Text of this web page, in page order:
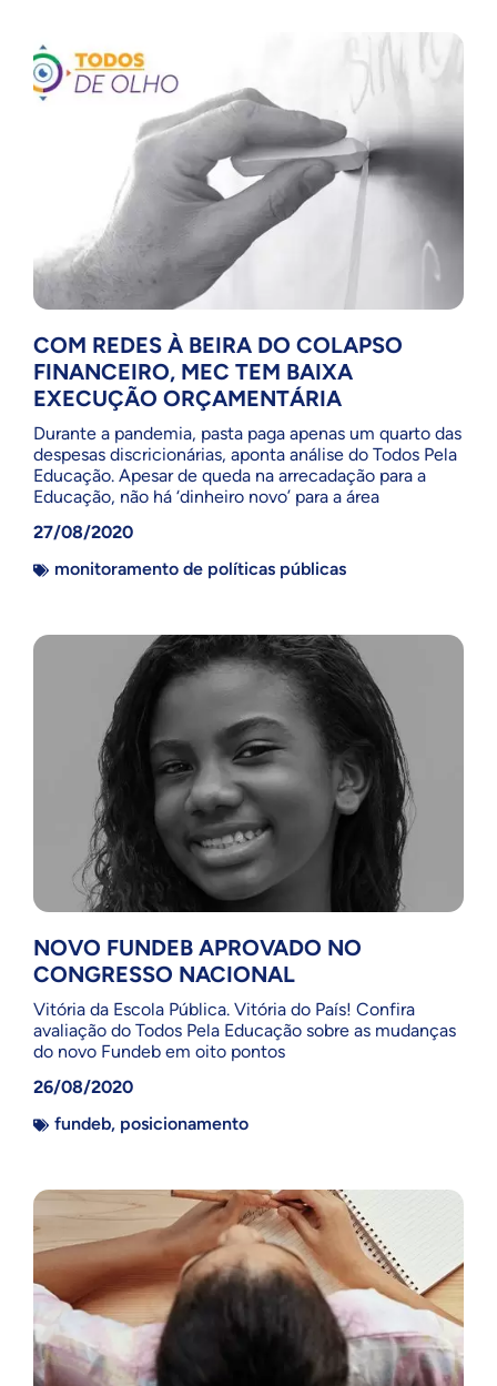
COM REDES À BEIRA DO COLAPSO
FINANCEIRO, MEC TEM BAIXA
EXECUÇÃO ORÇAMENTÁRIA
Durante a pandemia, pasta paga apenas um quarto das
despesas discricionárias, aponta análise do Todos Pela
Educação. Apesar de queda na arrecadação para a
Educação, não há ‘dinheiro novo’ para a área
27/08/2020
monitoramento de políticas públicas
NOVO FUNDEB APROVADO NO
CONGRESSO NACIONAL
Vitória da Escola Pública. Vitória do País! Confira
avaliação do Todos Pela Educação sobre as mudanças
do novo Fundeb em oito pontos
26/08/2020
fundeb, posicionamento